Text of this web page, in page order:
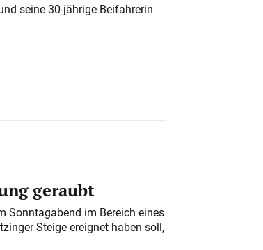
seine 30-jährige Beifahrerin
geraubt
Sonntagabend im Bereich eines
Steige ereignet haben soll,